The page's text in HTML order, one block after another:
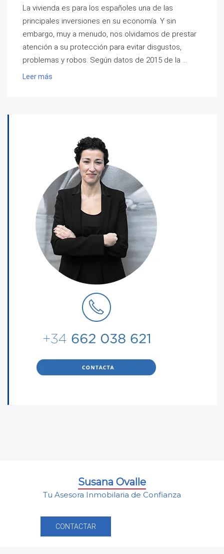
La vivienda es para los españoles una de las
principales inversiones en su economía. Y sin
embargo, muy a menudo, nos olvidamos de prestar
atención a su protección para evitar disgustos,
problemas y robos. Según datos de 2015 de la ...
Leer más
Susana Ovalle
Tu Asesora Inmobilaria de Confianza
CONTACTAR